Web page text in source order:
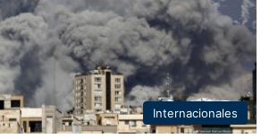
Internacionales